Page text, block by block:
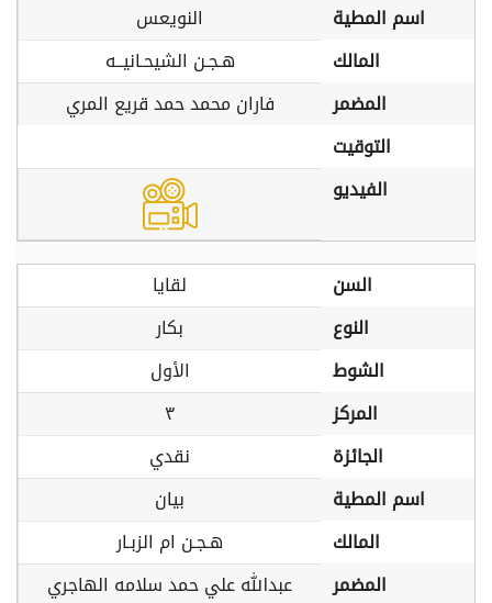
اسم المطية
النويعس
المالك
هـجـن الشيحـانيــه
المضمر
فاران محمد حمد قريع المري
التوقيت
الفيديو
السن
لقايا
النوع
بكار
الشوط
الأول
المركز
٣
الجائزة
نقدي
اسم المطية
بيان
المالك
هـجـن ام الزبـار
المضمر
عبدالله علي حمد سلامه الهاجري